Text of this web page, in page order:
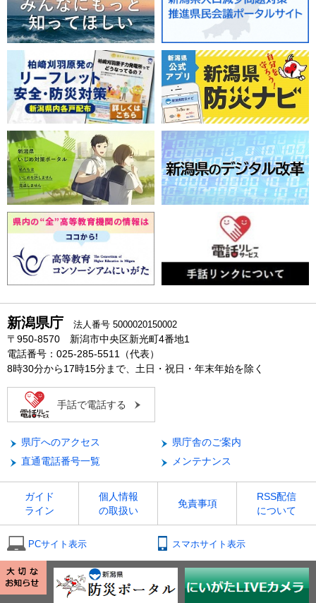
新潟県庁 法人番号 5000020150002
〒950-8570 新潟市中央区新光町4番地1
電話番号：025-285-5511（代表）
8時30分から17時15分まで、土日・祝日・年末年始を除く
手話で電話する
県庁へのアクセス
県庁舎のご案内
直通電話番号一覧
メンテナンス
ガイド
ライン
個人情報
の取扱い
免責事項
RSS配信
について
PCサイト表示 スマホサイト表示